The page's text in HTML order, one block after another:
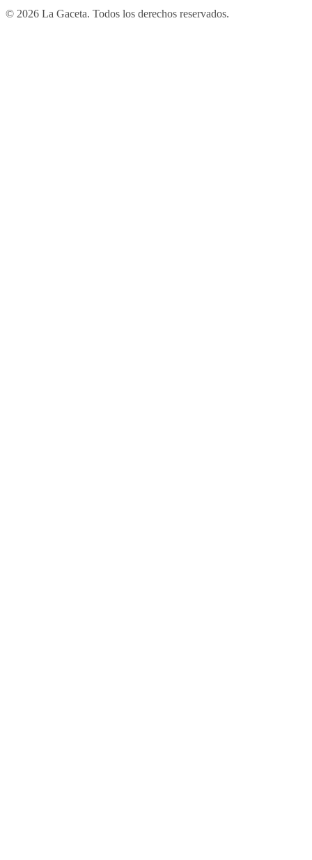
© 2026 La Gaceta. Todos los derechos reservados.